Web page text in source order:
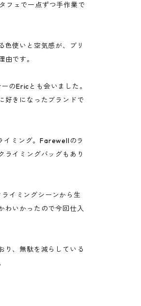
フェで一点ずつ手作業で
色使いと空気感が、ブリ
由です。
のEricとも会いました。
好きになったブランドで
イミング。Farewellのラ
ライミングバッグもあり
イミングシーンから生
わいかったので今回仕入
り、無駄を減らしている